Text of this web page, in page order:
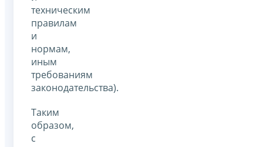
техническим
правилам
и
нормам,
иным
требованиям
законодательства).
Таким
образом,
с